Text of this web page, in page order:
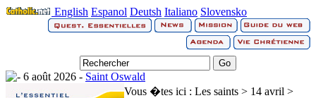
English Espanol Deutsh Italiano Slovensko
6 août 2026 - Saint Oswald
Vous �tes ici : Les saints > 14 avril >